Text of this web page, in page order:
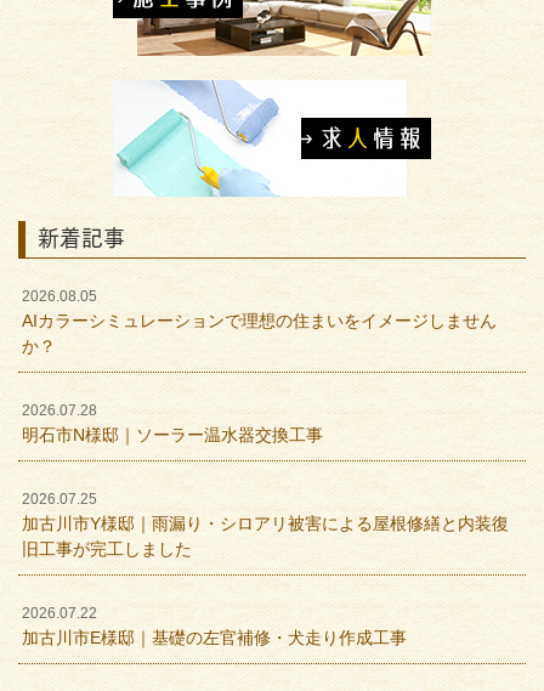
新着記事
2026.08.05
AIカラーシミュレーションで理想の住まいをイメージしません
か？
2026.07.28
明石市N様邸｜ソーラー温水器交換工事
2026.07.25
加古川市Y様邸｜雨漏り・シロアリ被害による屋根修繕と内装復
旧工事が完工しました
2026.07.22
加古川市E様邸｜基礎の左官補修・犬走り作成工事